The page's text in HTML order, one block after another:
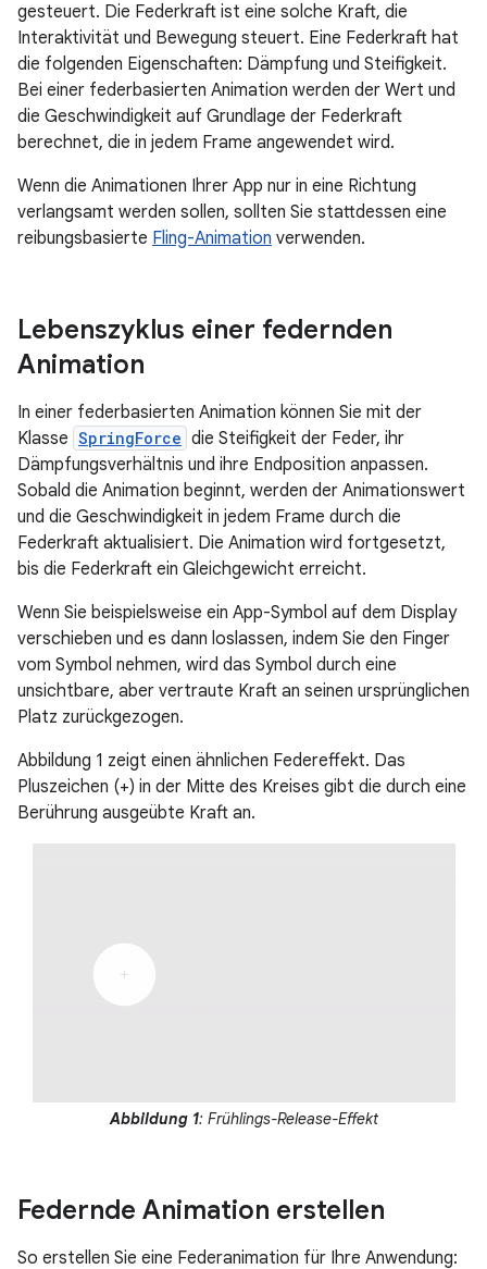
gesteuert. Die Federkraft ist eine solche Kraft, die
Interaktivität und Bewegung steuert. Eine Federkraft hat
die folgenden Eigenschaften: Dämpfung und Steifigkeit.
Bei einer federbasierten Animation werden der Wert und
die Geschwindigkeit auf Grundlage der Federkraft
berechnet, die in jedem Frame angewendet wird.
Wenn die Animationen Ihrer App nur in eine Richtung
verlangsamt werden sollen, sollten Sie stattdessen eine
reibungsbasierte Fling-Animation verwenden.
Lebenszyklus einer federnden
Animation
In einer federbasierten Animation können Sie mit der
Klasse SpringForce die Steifigkeit der Feder, ihr
Dämpfungsverhältnis und ihre Endposition anpassen.
Sobald die Animation beginnt, werden der Animationswert
und die Geschwindigkeit in jedem Frame durch die
Federkraft aktualisiert. Die Animation wird fortgesetzt,
bis die Federkraft ein Gleichgewicht erreicht.
Wenn Sie beispielsweise ein App-Symbol auf dem Display
verschieben und es dann loslassen, indem Sie den Finger
vom Symbol nehmen, wird das Symbol durch eine
unsichtbare, aber vertraute Kraft an seinen ursprünglichen
Platz zurückgezogen.
Abbildung 1 zeigt einen ähnlichen Federeffekt. Das
Pluszeichen (+) in der Mitte des Kreises gibt die durch eine
Berührung ausgeübte Kraft an.
Abbildung 1: Frühlings-Release-Effekt
Federnde Animation erstellen
So erstellen Sie eine Federanimation für Ihre Anwendung: